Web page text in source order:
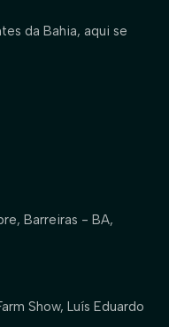
da Bahia, aqui se
Barreiras - BA,
Show, Luís Eduardo